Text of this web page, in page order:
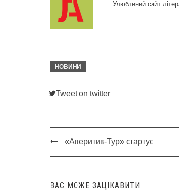
Улюблений сайт
НОВИНИ
Tweet on twitter
Post
«Аперитив-Тур» стартує
ВАС МОЖЕ ЗАЦІКАВИТИ